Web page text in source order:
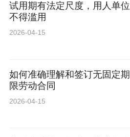
试用期有法定尺度，用人单位
不得滥用
2026-04-15
如何准确理解和签订无固定期
限劳动合同
2026-04-15